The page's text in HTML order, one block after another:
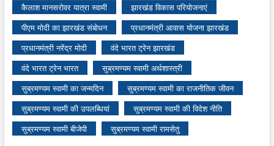
कैलाश मानसरोवर यात्रा स्वामी
झारखंड विकास परियोजनाएं
पीएम मोदी का झारखंड संबोधन
प्रधानमंत्री आवास योजना झारखंड
प्रधानमंत्री नरेंद्र मोदी
वंदे भारत ट्रेन झारखंड
वंदे भारत ट्रेन भारत
सुब्रमण्यम स्वामी अर्थशास्त्री
सुब्रमण्यम स्वामी का जन्मदिन
सुब्रमण्यम स्वामी का राजनीतिक जीवन
सुब्रमण्यम स्वामी की उपलब्धियां
सुब्रमण्यम स्वामी की विदेश नीति
सुब्रमण्यम स्वामी बीजेपी
सुब्रमण्यम स्वामी रामसेतु